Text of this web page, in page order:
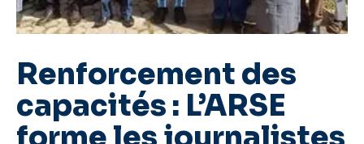
Renforcement des
capacités : L’ARSE